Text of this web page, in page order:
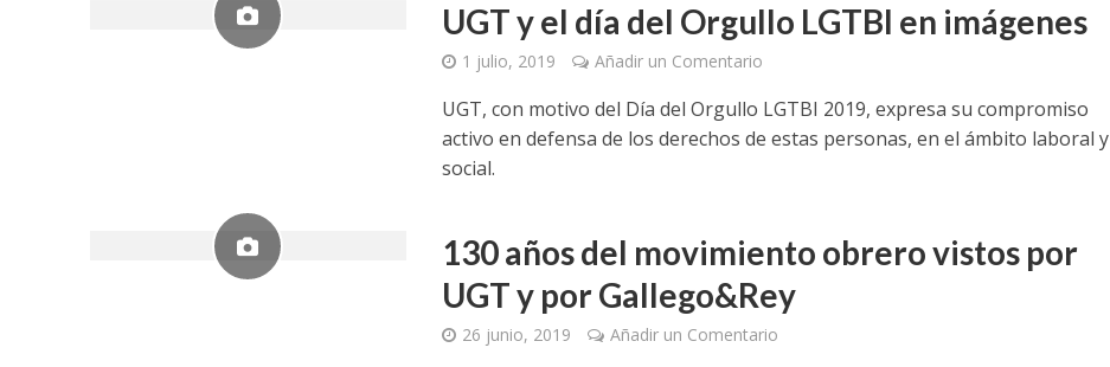
UGT y el día del Orgullo LGTBI en imágenes
1 julio, 2019 Añadir un Comentario
UGT, con motivo del Día del Orgullo LGTBI 2019, expresa su compromiso
activo en defensa de los derechos de estas personas, en el ámbito laboral y
social.
130 años del movimiento obrero vistos por
UGT y por Gallego&Rey
26 junio, 2019 Añadir un Comentario